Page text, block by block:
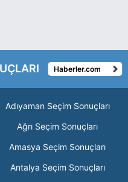
Haberler.com
Adıyaman Seçim Sonuçları
Ağrı Seçim Sonuçları
Amasya Seçim Sonuçları
Antalya Seçim Sonuçları